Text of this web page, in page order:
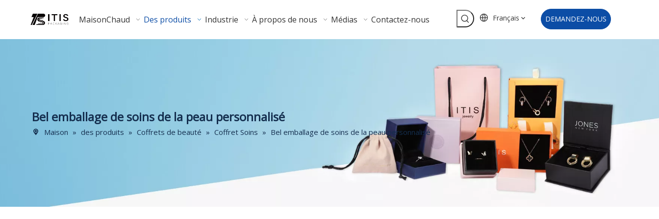
MaisonChaud Des produits Industrie À propos de nous Médias Contactez-nous Français DEMANDEZ-NOUS
Bel emballage de soins de la peau personnalisé
Maison » des produits » Coffrets de beauté » Coffret Soins » Bel emballage de soins de la peau personnalisé